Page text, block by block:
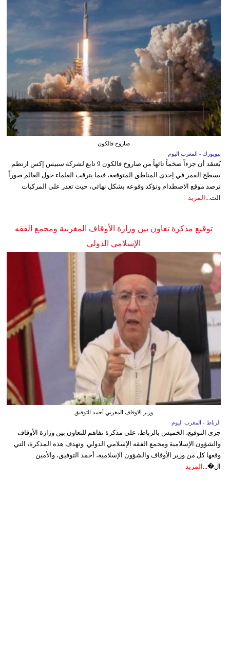
صاروخ فالكون
نيويورك - المغرب اليوم
يُعتقد أن جزءاً ضخماً تائهاً من صاروخ فالكون 9 تابع لشركة سبيس إكس ارتطم
بسطح القمر في إحدى المناطق المتوقعة، فيما يترقب العلماء حول العالم صوراً
ترصد موقع الاصطدام وتؤكد وقوعه بشكل نهائي، حيث تعذر على المركبات
الت...
المزيد
توقيع مذكرة تعاون بين وزارة الأوقاف المغربية ومجمع الفقه
الإسلامي الدولي
وزير الاوقاف المغربي أحمد التوفيق
الرباط - المغرب اليوم
جرى التوقيع، الخميس بالرباط، على مذكرة تفاهم للتعاون بين وزارة الأوقاف
والشؤون الإسلامية ومجمع الفقه الإسلامي الدولي. وتهدف هذه المذكرة، التي
وقعها كل من وزير الأوقاف والشؤون الإسلامية، أحمد التوفيق، والأمين
ال�... المزيد